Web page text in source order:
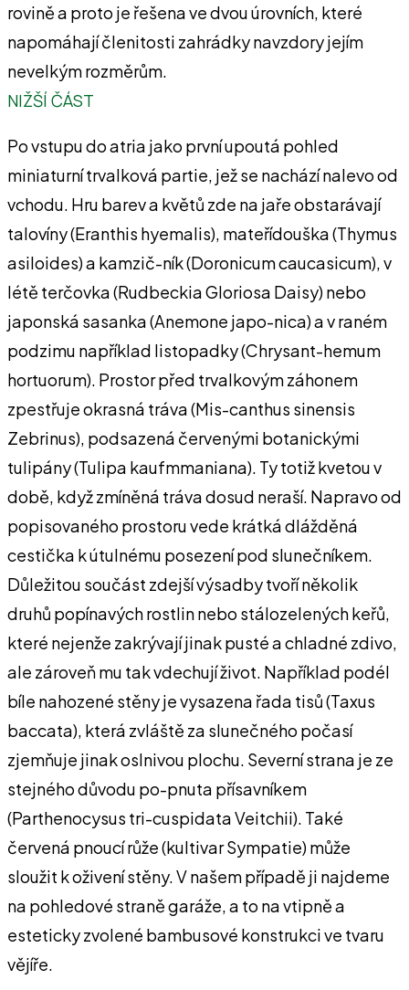
rovině a proto je řešena ve dvou úrovních, které
napomáhají členitosti zahrádky navzdory jejím
nevelkým rozměrům.
NIŽŠÍ ČÁST
Po vstupu do atria jako první upoutá pohled
miniaturní trvalková partie, jež se nachází nalevo od
vchodu. Hru barev a květů zde na jaře obstarávají
talovíny (Eranthis hyemalis), mateřídouška (Thymus
asiloides) a kamzič-ník (Doronicum caucasicum), v
létě terčovka (Rudbeckia Gloriosa Daisy) nebo
japonská sasanka (Anemone japo-nica) a v raném
podzimu například listopadky (Chrysant-hemum
hortuorum). Prostor před trvalkovým záhonem
zpestřuje okrasná tráva (Mis-canthus sinensis
Zebrinus), podsazená červenými botanickými
tulipány (Tulipa kaufmmaniana). Ty totiž kvetou v
době, když zmíněná tráva dosud neraší. Napravo od
popisovaného prostoru vede krátká dlážděná
cestička k útulnému posezení pod slunečníkem.
Důležitou součást zdejší výsadby tvoří několik
druhů popínavých rostlin nebo stálozelených keřů,
které nejenže zakrývají jinak pusté a chladné zdivo,
ale zároveň mu tak vdechují život. Například podél
bíle nahozené stěny je vysazena řada tisů (Taxus
baccata), která zvláště za slunečného počasí
zjemňuje jinak oslnivou plochu. Severní strana je ze
stejného důvodu po-pnuta přísavníkem
(Parthenocysus tri-cuspidata Veitchii). Také
červená pnoucí růže (kultivar Sympatie) může
sloužit k oživení stěny. V našem případě ji najdeme
na pohledové straně garáže, a to na vtipně a
esteticky zvolené bambusové konstrukci ve tvaru
vějíře.